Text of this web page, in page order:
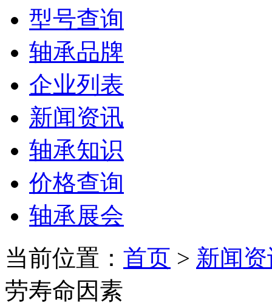
型号查询
轴承品牌
企业列表
新闻资讯
轴承知识
价格查询
轴承展会
当前位置： 首页 > 新闻
劳寿命因素